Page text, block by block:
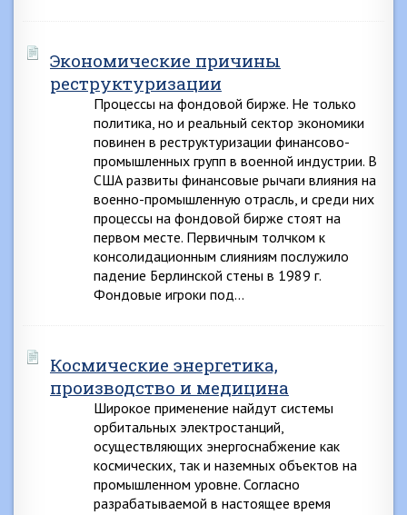
Экономические причины
реструктуризации
Процессы на фондовой бирже. Не только
политика, но и реальный сектор экономики
повинен в реструктуризации финансово-
промышленных групп в военной индустрии. В
США развиты финансовые рычаги влияния на
военно-промышленную отрасль, и среди них
процессы на фондовой бирже стоят на
первом месте. Первичным толчком к
консолидационным слияниям послужило
падение Берлинской стены в 1989 г.
Фондовые игроки под…
Космические энергетика,
производство и медицина
Широкое применение найдут системы
орбитальных электростанций,
осуществляющих энергоснабжение как
космических, так и наземных объектов на
промышленном уровне. Согласно
разрабатываемой в настоящее время